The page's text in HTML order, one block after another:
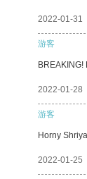
2022-01-31
游客
BREAKING!
2022-01-28
游客
Horny
2022-01-25